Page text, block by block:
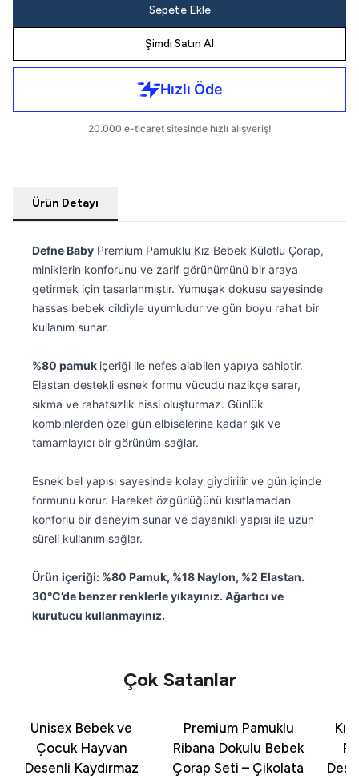
Sepete Ekle
Şimdi Satın Al
Ürün Detayı
Defne Baby Premium Pamuklu Kız Bebek Külotlu Çorap,
miniklerin konforunu ve zarif görünümünü bir araya
getirmek için tasarlanmıştır. Yumuşak dokusu sayesinde
hassas bebek cildiyle uyumludur ve gün boyu rahat bir
kullanım sunar.
%80 pamuk içeriği ile nefes alabilen yapıya sahiptir.
Elastan destekli esnek formu vücudu nazikçe sarar,
sıkma ve rahatsızlık hissi oluşturmaz. Günlük
kombinlerden özel gün elbiselerine kadar şık ve
tamamlayıcı bir görünüm sağlar.
Esnek bel yapısı sayesinde kolay giydirilir ve gün içinde
formunu korur. Hareket özgürlüğünü kısıtlamadan
konforlu bir deneyim sunar ve dayanıklı yapısı ile uzun
süreli kullanım sağlar.
Ürün içeriği: %80 Pamuk, %18 Naylon, %2 Elastan.
30°C’de benzer renklerle yıkayınız. Ağartıcı ve
kurutucu kullanmayınız.
Çok Satanlar
Unisex Bebek ve
Çocuk Hayvan
Desenli Kaydırmaz
Premium Pamuklu
Ribana Dokulu Bebek
Çorap Seti – Çikolata